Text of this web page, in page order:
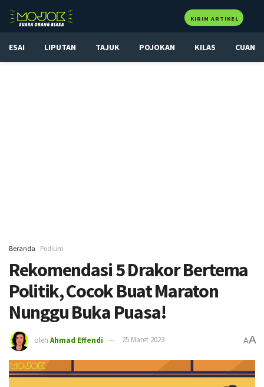
KIRIM ARTIKEL
ESAI LIPUTAN TAJUK POJOKAN KILAS CUAN
Beranda Podium
Rekomendasi 5 Drakor Bertema
Politik, Cocok Buat Maraton
Nunggu Buka Puasa!
oleh Ahmad Effendi 25 Maret 2023 AA